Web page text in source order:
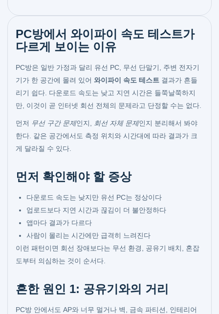
PC방에서 와이파이 속도 테스트가
다르게 보이는 이유
PC방은 일반 가정과 달리 유선 PC, 무선 단말기, 주변 전자기
기가 한 공간에 몰려 있어 와이파이 속도 테스트 결과가 흔들
리기 쉽다. 다운로드 속도는 낮고 지연 시간은 들쭉날쭉하지
만, 이것이 곧 인터넷 회선 전체의 문제라고 단정할 수는 없다.
먼저 무선 구간 문제인지, 회선 자체 문제인지 분리해서 봐야
한다. 같은 공간에서도 측정 위치와 시간대에 따라 결과가 크
게 달라질 수 있다.
먼저 확인해야 할 증상
다운로드 속도는 낮지만 유선 PC는 정상이다
업로드보다 지연 시간과 끊김이 더 불안정하다
앱마다 결과가 다르다
사람이 몰리는 시간에만 급격히 느려진다
이런 패턴이면 회선 장애보다는 무선 환경, 공유기 배치, 혼잡
도부터 의심하는 것이 순서다.
흔한 원인 1: 공유기와의 거리
PC방 안에서도 AP와 너무 멀거나 벽, 금속 파티션, 인테리어